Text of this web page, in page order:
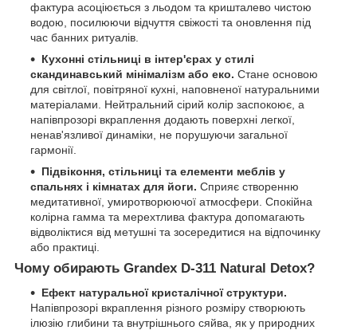
фактура асоціюється з льодом та кришталево чистою
водою, посилюючи відчуття свіжості та оновлення під
час банних ритуалів.
Кухонні стільниці в інтер'єрах у стилі
скандинавський мінімалізм або еко. Стане основою
для світлої, повітряної кухні, наповненої натуральними
матеріалами. Нейтральний сірий колір заспокоює, а
напівпрозорі вкраплення додають поверхні легкої,
ненав'язливої динаміки, не порушуючи загальної
гармонії.
Підвіконня, стільниці та елементи меблів у
спальнях і кімнатах для йоги. Сприяє створенню
медитативної, умиротворюючої атмосфери. Спокійна
колірна гамма та мерехтлива фактура допомагають
відволіктися від метушні та зосередитися на відпочинку
або практиці.
Чому обирають Grandex D-311 Natural Detox?
Ефект натуральної кристалічної структури.
Напівпрозорі вкраплення різного розміру створюють
ілюзію глибини та внутрішнього сяйва, як у природних